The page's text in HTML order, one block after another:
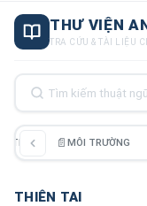
THƯ VIỆN
TRA CỨU & TÀI LIỆU
📄 MÔI TRƯỜNG
THIÊN TAI